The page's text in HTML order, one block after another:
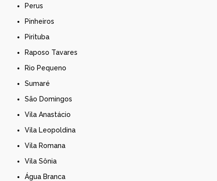
Perus
Pinheiros
Pirituba
Raposo Tavares
Rio Pequeno
Sumaré
São Domingos
Vila Anastácio
Vila Leopoldina
Vila Romana
Vila Sônia
Água Branca